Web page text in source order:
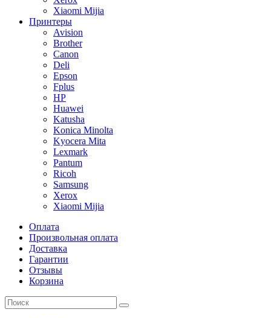
Xiaomi Mijia
Принтеры
Avision
Brother
Canon
Deli
Epson
Fplus
HP
Huawei
Katusha
Konica Minolta
Kyocera Mita
Lexmark
Pantum
Ricoh
Samsung
Xerox
Xiaomi Mijia
Оплата
Произвольная оплата
Доставка
Гарантии
Отзывы
Корзина